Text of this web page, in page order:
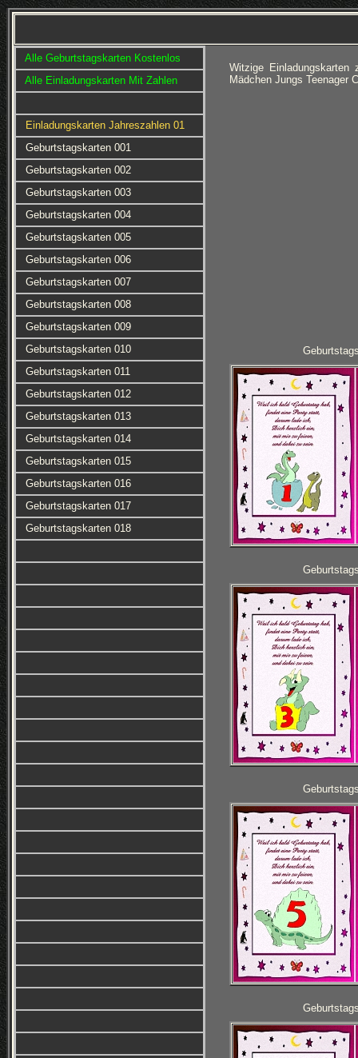
Alle Geburtstagskarten Kostenlos
Alle Einladungskarten Mit Zahlen
Einladungskarten Jahreszahlen 01
Geburtstagskarten 001
Geburtstagskarten 002
Geburtstagskarten 003
Geburtstagskarten 004
Geburtstagskarten 005
Geburtstagskarten 006
Geburtstagskarten 007
Geburtstagskarten 008
Geburtstagskarten 009
Geburtstagskarten 010
Geburtstagskarten 011
Geburtstagskarten 012
Geburtstagskarten 013
Geburtstagskarten 014
Geburtstagskarten 015
Geburtstagskarten 016
Geburtstagskarten 017
Geburtstagskarten 018
Witzige
Mädchen Jungs Teenager